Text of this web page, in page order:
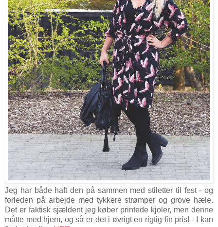
Jeg har både haft den på sammen med stiletter til fest - og
forleden på arbejde med tykkere strømper og grove hæle.
Det er faktisk sjældent jeg køber printede kjoler, men denne
måtte med hjem, og så er det i øvrigt en rigtig fin pris! - I kan